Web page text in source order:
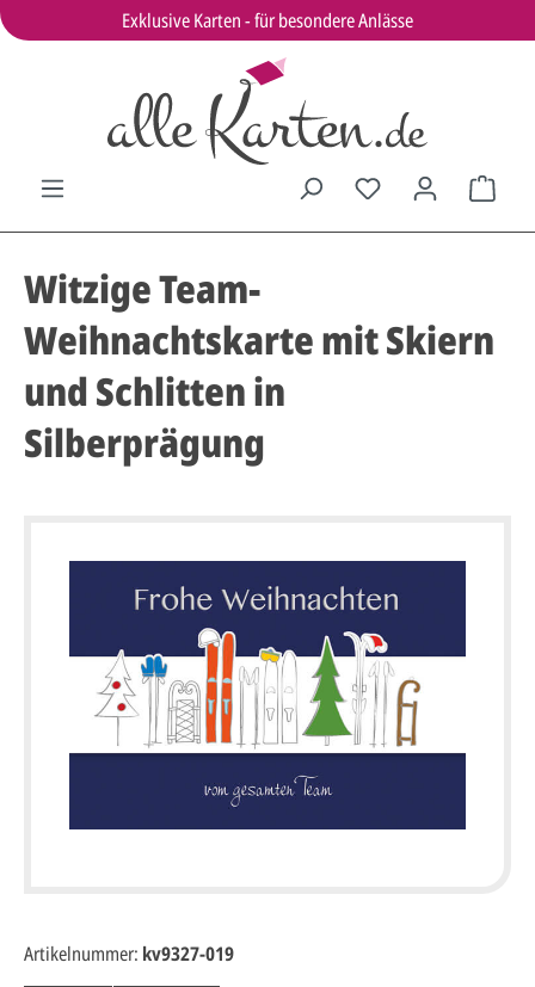
Exklusive Karten - für besondere Anlässe
Witzige Team-
Weihnachtskarte mit Skiern
und Schlitten in
Silberprägung
Artikelnummer: kv9327-019